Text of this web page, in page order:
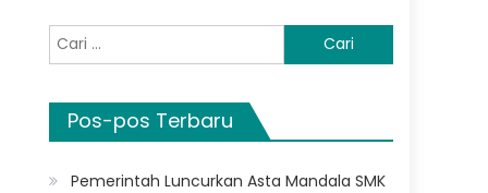
Cari
untuk:
Pos-pos Terbaru
Pemerintah Luncurkan Asta Mandala SMK